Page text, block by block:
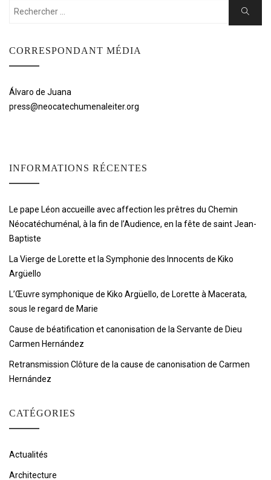
Rechercher:
Chercher
CORRESPONDANT MÉDIA
Álvaro de Juana
press@neocatechumenaleiter.org
INFORMATIONS RÉCENTES
Le pape Léon accueille avec affection les prêtres du Chemin
Néocatéchuménal, à la fin de l’Audience, en la fête de saint Jean-
Baptiste
La Vierge de Lorette et la Symphonie des Innocents de Kiko
Argüello
L’Œuvre symphonique de Kiko Argüello, de Lorette à Macerata,
sous le regard de Marie
Cause de béatification et canonisation de la Servante de Dieu
Carmen Hernández
Retransmission Clôture de la cause de canonisation de Carmen
Hernández
CATÉGORIES
Actualités
Architecture